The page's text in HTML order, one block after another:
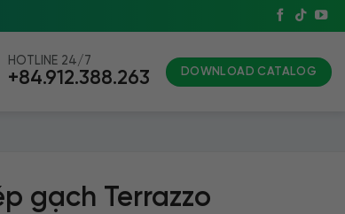
HOTLINE 24/7
+84.912.388.263 DOWNLOAD CATALOG
gạch Terrazzo